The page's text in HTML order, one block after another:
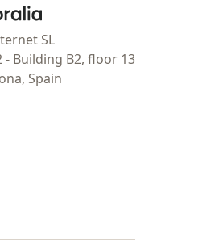
de inicio
SL
- Building B2, floor 13
Spain